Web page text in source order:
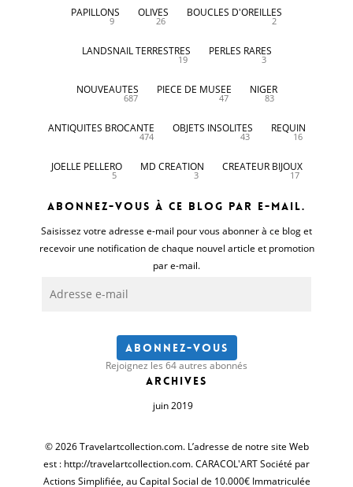
PAPILLONS
9
OLIVES
26
BOUCLES D'OREILLES
2
LANDSNAIL TERRESTRES
19
PERLES RARES
3
NOUVEAUTES
687
PIECE DE MUSEE
47
NIGER
83
ANTIQUITES BROCANTE
474
OBJETS INSOLITES
43
REQUIN
16
JOELLE PELLERO
5
MD CREATION
3
CREATEUR BIJOUX
17
Abonnez-vous à ce blog par e-mail.
Saisissez votre adresse e-mail pour vous abonner à ce blog et
recevoir une notification de chaque nouvel article et promotion
par e-mail.
e-
Abonnez-vous
Rejoignez les 64 autres abonnés
Archives
juin 2019
© 2026 Travelartcollection.com. L’adresse de notre site Web
est : http://travelartcollection.com. CARACOL'ART Société par
Actions Simplifiée, au Capital Social de 10.000€ Immatriculée